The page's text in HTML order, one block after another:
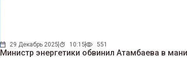
29 Декабрь 2025 10:15 551
Министр энергетики обвинил Атамбаева в